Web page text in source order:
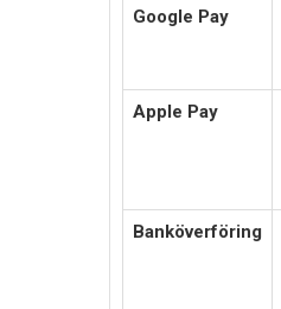
Google Pay
Apple Pay
Banköverföring